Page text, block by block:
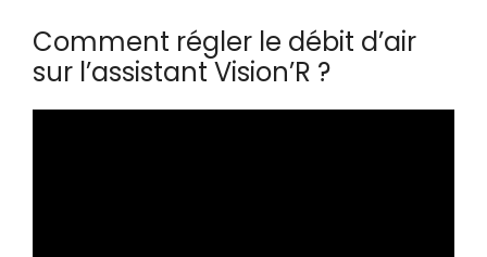
Comment régler le débit d’air
sur l’assistant Vision’R ?